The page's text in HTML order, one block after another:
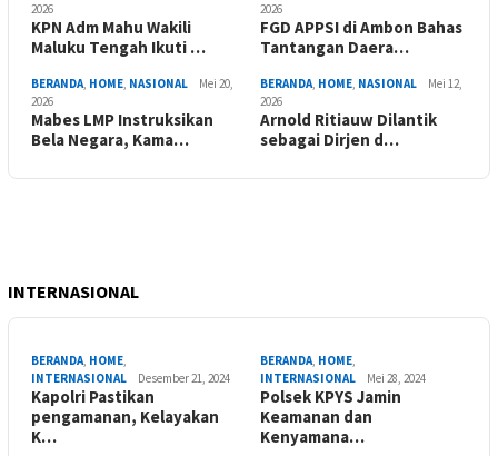
2026
KPN Adm Mahu Wakili
Maluku Tengah Ikuti …
2026
FGD APPSI di Ambon Bahas
Tantangan Daera…
BERANDA, HOME, NASIONAL
Mei 20,
2026
Mabes LMP Instruksikan
Bela Negara, Kama…
BERANDA, HOME, NASIONAL
Mei 12,
2026
Arnold Ritiauw Dilantik
sebagai Dirjen d…
INTERNASIONAL
BERANDA, HOME,
INTERNASIONAL
Desember 21, 2024
Kapolri Pastikan
pengamanan, Kelayakan
K…
BERANDA, HOME,
INTERNASIONAL
Mei 28, 2024
Polsek KPYS Jamin
Keamanan dan
Kenyamana…